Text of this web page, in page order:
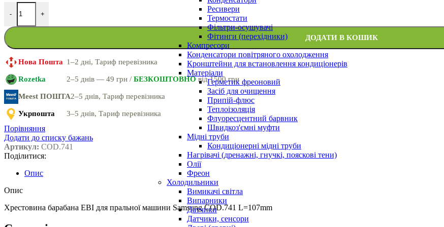
Ресивери
Термостати
Фільтри-осушувачі
Фітинги (перехідники)
Компресори
Конденсатори повітряного охолодження
Кронштейни для встановлення кондиціонерів
Матеріали
Герметик фреоновий
Засіб для очищення
Припій-флюс
Теплоізоляція
Флуоресцентний барвник
Швидкоз'ємні муфти
Мідні труби
Кондиціонерні мідні труби
Нагрівачі (дренажні, гнучкі, пояскові тени)
Олії
Фреон
Холодильники
Вимикачі світла
Випарники
Датчики
Датчики, сенсори
- +
ДОДАТИ В КОШИК
Нова Пошта 1–2 дні, Тариф перевізника
Rozetka 2–5 днів — 49 грн / БЕЗКОШТОВНОвід 1500 грн
Meest ПОШТА2–5 днів, Тариф перевізника
Укрпошта 3–5 днів, Тариф перевізника
Порівняння
Додати до списку бажань
Артикул: COD.741
Поділитися:
Опис
Опис
Хрестовина барабана EBI для пральної машини Samsung COD.741 L=107mm